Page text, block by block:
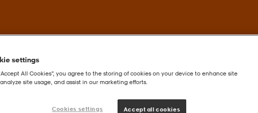
settings
All Cookies”, you agree to the storing of cookies on your device to enhance site
site usage, and assist in our marketing efforts.
Cookies settings Accept all cookies